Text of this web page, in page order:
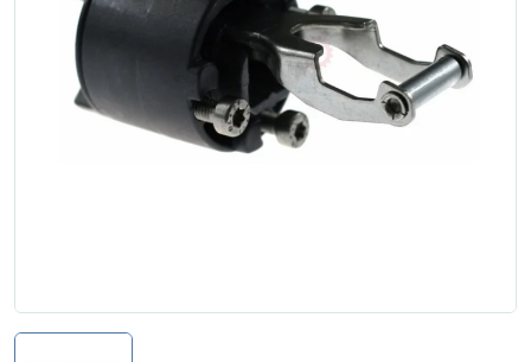
Producenci
Najpopularniejsi
Regulamin
Polityka prywatności